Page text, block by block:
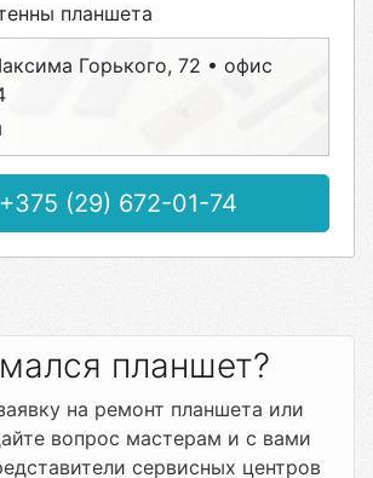
планшета
Горького, 72 • офис
(29) 672-01-74
планшет?
на ремонт планшета или
вопрос мастерам и с вами
сервисных центров